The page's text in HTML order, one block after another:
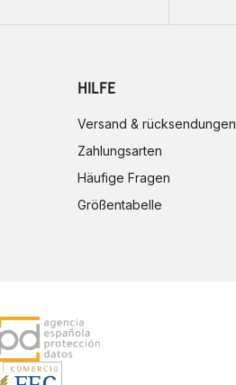
HILFE
Versand & rücksendungen
Zahlungsarten
Häufige Fragen
Größentabelle